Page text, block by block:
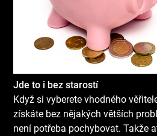
Jde to i bez starostí
Když si vyberete vhodného
získáte bez nějakých větších
není potřeba pochybovat. Takže